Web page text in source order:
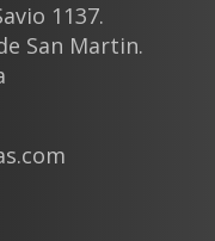
1137.
San Martin.